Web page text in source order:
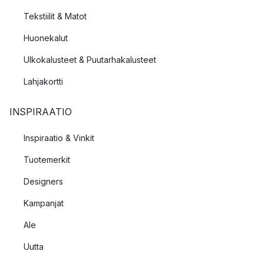
Tekstiilit & Matot
Huonekalut
Ulkokalusteet & Puutarhakalusteet
Lahjakortti
INSPIRAATIO
Inspiraatio & Vinkit
Tuotemerkit
Designers
Kampanjat
Ale
Uutta